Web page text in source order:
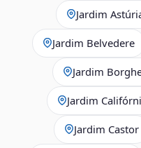
Jardim
Jardim Belvedere
Jardim
Jardim
Jardim Castor